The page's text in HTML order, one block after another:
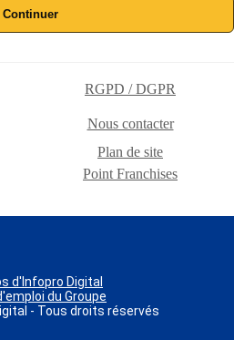
Continuer
RGPD / DGPR
Nous contacter
Plan de site
Point Franchises
d'Infopro Digital
du Groupe
- Tous droits réservés